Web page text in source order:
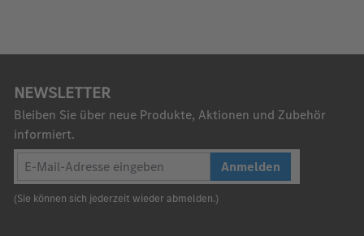
NEWSLETTER
Bleiben Sie über neue Produkte, Aktionen und Zubehör
informiert.
Anmelden
(Sie können sich jederzeit wieder abmelden.)